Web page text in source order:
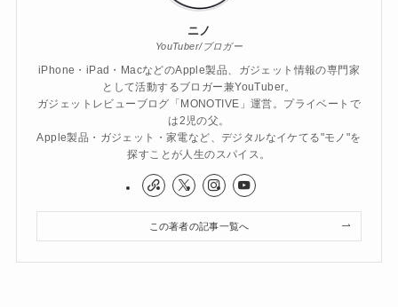
ニノ
YouTuber/ブロガー
iPhone・iPad・MacなどのApple製品、ガジェット情報の専門家
として活動するブロガー兼YouTuber。
ガジェットレビューブログ「MONOTIVE」運営。プライベートで
は2児の父。
Apple製品・ガジェット・家電など、デジタルなイケてる"モノ"を
探すことが人生のスパイス。
この著者の記事一覧へ